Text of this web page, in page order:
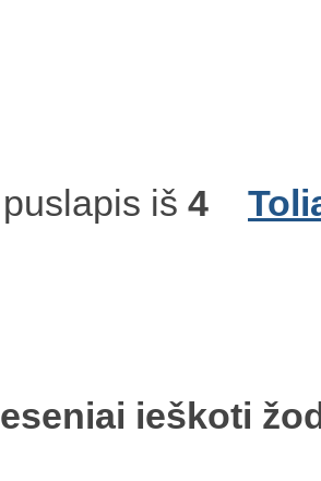
puslapis iš 4
ieškoti